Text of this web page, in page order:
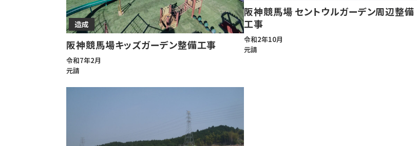
造成
阪神競馬場キッズガーデン整備工事
令和7年2月
元請
阪神競馬場 セントウルガーデン周辺整備
工事
令和2年10月
元請